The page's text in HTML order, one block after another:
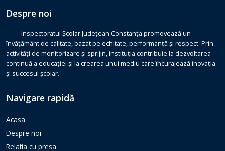
Despre noi
Inspectoratul Școlar Județean Constanța promovează un
învățământ de calitate, bazat pe echitate, performanță și respect. Prin
activități de monitorizare și sprijin, instituția contribuie la dezvoltarea
continuă a educației și la crearea unui mediu care încurajează inovația
și succesul școlar.
Navigare rapidă
Acasa
Despre noi
Relatia cu presa